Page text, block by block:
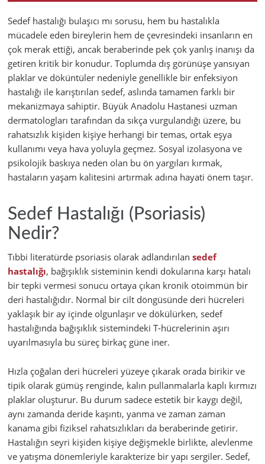
Sedef hastalığı bulaşıcı mı sorusu, hem bu hastalıkla
mücadele eden bireylerin hem de çevresindeki insanların en
çok merak ettiği, ancak beraberinde pek çok yanlış inanışı da
getiren kritik bir konudur. Toplumda dış görünüşe yansıyan
plaklar ve döküntüler nedeniyle genellikle bir enfeksiyon
hastalığı ile karıştırılan sedef, aslında tamamen farklı bir
mekanizmaya sahiptir. Büyük Anadolu Hastanesi uzman
dermatologları tarafından da sıkça vurgulandığı üzere, bu
rahatsızlık kişiden kişiye herhangi bir temas, ortak eşya
kullanımı veya hava yoluyla geçmez. Sosyal izolasyona ve
psikolojik baskıya neden olan bu ön yargıları kırmak,
hastaların yaşam kalitesini artırmak adına hayati önem taşır.
Sedef Hastalığı (Psoriasis)
Nedir?
Tıbbi literatürde psoriasis olarak adlandırılan sedef
hastalığı, bağışıklık sisteminin kendi dokularına karşı hatalı
bir tepki vermesi sonucu ortaya çıkan kronik otoimmün bir
deri hastalığıdır. Normal bir cilt döngüsünde deri hücreleri
yaklaşık bir ay içinde olgunlaşır ve dökülürken, sedef
hastalığında bağışıklık sistemindeki T-hücrelerinin aşırı
uyarılmasıyla bu süreç birkaç güne iner.
Hızla çoğalan deri hücreleri yüzeye çıkarak orada birikir ve
tipik olarak gümüş renginde, kalın pullanmalarla kaplı kırmızı
plaklar oluşturur. Bu durum sadece estetik bir kaygı değil,
aynı zamanda deride kaşıntı, yanma ve zaman zaman
kanama gibi fiziksel rahatsızlıkları da beraberinde getirir.
Hastalığın seyri kişiden kişiye değişmekle birlikte, alevlenme
ve yatışma dönemleriyle karakterize bir yapı sergiler. Sedef,